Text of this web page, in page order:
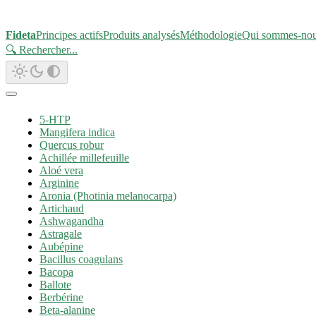
FidetaPrincipes actifsProduits analysésMéthodologieQui sommes-
🔍 Rechercher...
5-HTP
Mangifera indica
Quercus robur
Achillée millefeuille
Aloé vera
Arginine
Aronia (Photinia melanocarpa)
Artichaud
Ashwagandha
Astragale
Aubépine
Bacillus coagulans
Bacopa
Ballote
Berbérine
Beta-alanine